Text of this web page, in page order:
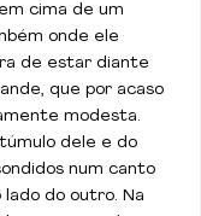
cima de um
onde ele
de estar diante
que por acaso
modesta.
dele e do
num canto
do outro. Na